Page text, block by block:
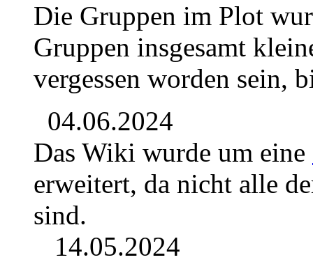
Die Gruppen im Plot
Gruppen insgesamt
vergessen worden sein,
04.06.2024
Das Wiki wurde um eine
erweitert, da nicht alle
sind.
14.05.2024